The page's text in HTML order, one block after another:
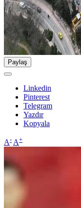
Paylaş
Linkedin
Pinterest
Telegram
Yazdır
Kopyala
A- A+